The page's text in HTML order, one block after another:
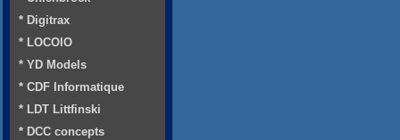
* Digitrax
* LOCOIO
* YD Models
* CDF Informatique
* LDT Littfinski
* DCC concepts